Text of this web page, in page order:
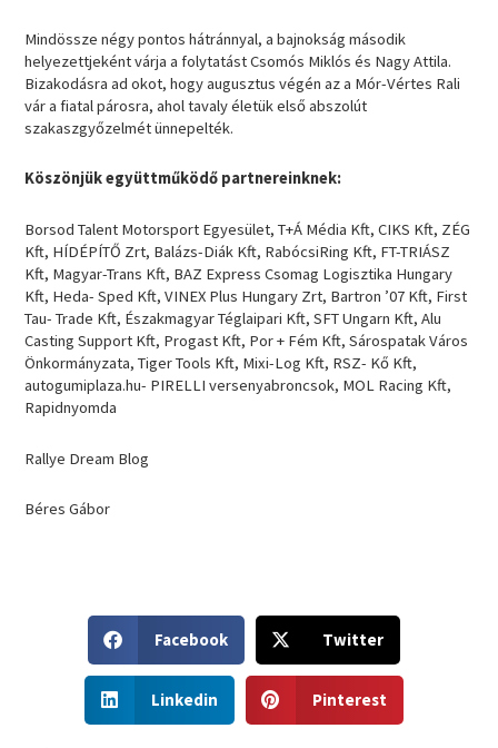
Mindössze négy pontos hátránnyal, a bajnokság második
helyezettjeként várja a folytatást Csomós Miklós és Nagy Attila.
Bizakodásra ad okot, hogy augusztus végén az a Mór-Vértes Rali
vár a fiatal párosra, ahol tavaly életük első abszolút
szakaszgyőzelmét ünnepelték.
Köszönjük együttműködő partnereinknek:
Borsod Talent Motorsport Egyesület, T+Á Média Kft, CIKS Kft, ZÉG
Kft, HÍDÉPÍTŐ Zrt, Balázs-Diák Kft, RabócsiRing Kft, FT-TRIÁSZ
Kft, Magyar-Trans Kft, BAZ Express Csomag Logisztika Hungary
Kft, Heda- Sped Kft, VINEX Plus Hungary Zrt, Bartron ’07 Kft, First
Tau- Trade Kft, Északmagyar Téglaipari Kft, SFT Ungarn Kft, Alu
Casting Support Kft, Progast Kft, Por + Fém Kft, Sárospatak Város
Önkormányzata, Tiger Tools Kft, Mixi-Log Kft, RSZ- Kő Kft,
autogumiplaza.hu- PIRELLI versenyabroncsok, MOL Racing Kft,
Rapidnyomda
Rallye Dream Blog
Béres Gábor
h
a
r
Facebook
h
a
Twitter
h
a
Linkedin
h
a
Pinterest